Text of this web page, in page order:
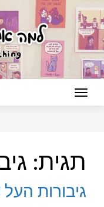
Skip
to
content
תגית:
גיבורות